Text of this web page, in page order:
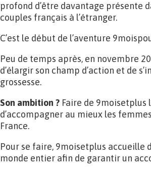
profond d’être davantage présente
couples français à l’étranger.
C’est le début de l’aventure
Peu de temps après, en novembre
d’élargir son champ d’action et de
grossesse.
Son ambition ? Faire de
d’accompagner au mieux les
France.
Pour se faire, 9moisetplus accueille
monde entier afin de garantir un